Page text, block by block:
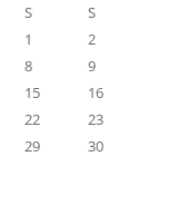
S
S
1
2
8
9
15
16
22
23
29
30